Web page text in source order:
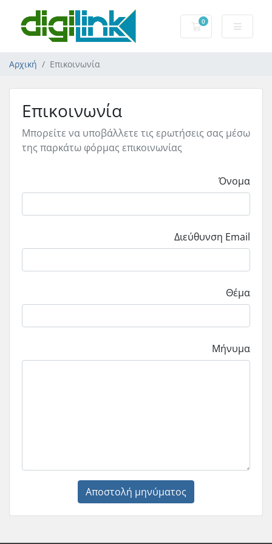
0
Καλάθι Αγορών
Αρχική Επικοινωνία
Επικοινωνία
Μπορείτε να υποβάλλετε τις ερωτήσεις σας μέσω
της παρκάτω φόρμας επικοινωνίας
Όνομα
Διεύθυνση Email
Θέμα
Μήνυμα
Αποστολή μηνύματος